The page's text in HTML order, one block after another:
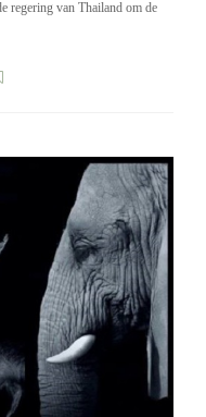
regering van Thailand om de